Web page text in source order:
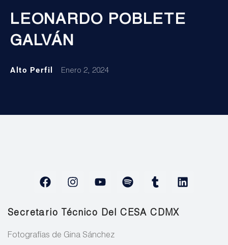
LEONARDO POBLETE
GALVÁN
Alto Perfil Enero 2, 2024
Secretario Técnico Del CESA CDMX
Fotografías de Gina Sánchez